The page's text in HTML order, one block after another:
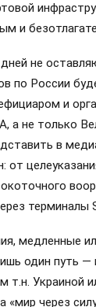
и
не
по России
и
а не только
в
от
терминалы
медленные
один путь —
т.н. Украиной
«мир через